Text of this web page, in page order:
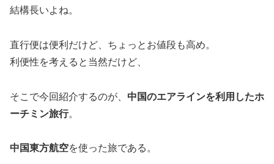
結構長いよね。
直行便は便利だけど、ちょっとお値段も高め。
利便性を考えると当然だけど、
そこで今回紹介するのが、 中国のエアラインを利用したホ
ーチミン旅行。
中国東方航空を使った旅である。